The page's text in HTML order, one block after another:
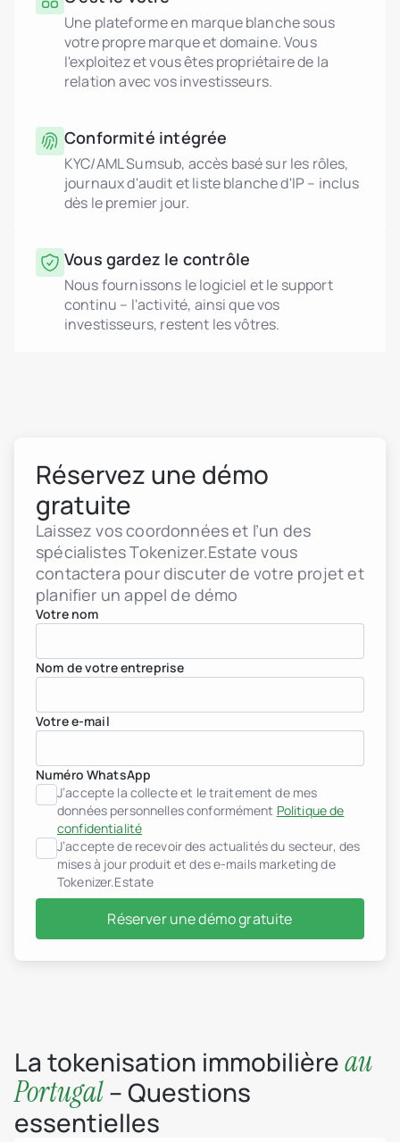
Une plateforme en marque blanche sous
votre propre marque et domaine. Vous
l'exploitez et vous êtes propriétaire de la
relation avec vos investisseurs.
Conformité intégrée
KYC/AML Sumsub, accès basé sur les rôles,
journaux d'audit et liste blanche d'IP – inclus
dès le premier jour.
Vous gardez le contrôle
Nous fournissons le logiciel et le support
continu – l'activité, ainsi que vos
investisseurs, restent les vôtres.
Réservez une démo
gratuite
Laissez vos coordonnées et l’un des
spécialistes Tokenizer.Estate vous
contactera pour discuter de votre projet et
planifier un appel de démo
Votre nom
Nom de votre entreprise
Votre e-mail
Numéro WhatsApp
J’accepte la collecte et le traitement de mes
données personnelles conformément Politique de
confidentialité
J’accepte de recevoir des actualités du secteur, des
mises à jour produit et des e-mails marketing de
Tokenizer.Estate
Réserver une démo gratuite
La tokenisation immobilièreau
Portugal– Questions
essentielles
Promoteurs immobiliers
Fonds d’investissement
Sociétés immobilières
Institutions financières
Personnes à très haut
Géorgie
Allemagne
Grèce
Indonésie